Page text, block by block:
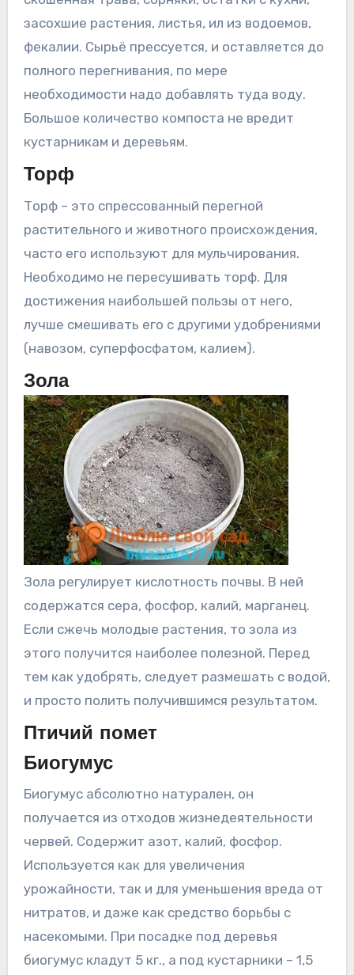
засохшие растения, листья, ил из водоемов,
фекалии. Сырьё прессуется, и оставляется до
полного перегнивания, по мере
необходимости надо добавлять туда воду.
Большое количество компоста не вредит
кустарникам и деревьям.
Торф
Торф – это спрессованный перегной
растительного и животного происхождения,
часто его используют для мульчирования.
Необходимо не пересушивать торф. Для
достижения наибольшей пользы от него,
лучше смешивать его с другими удобрениями
(навозом, суперфосфатом, калием).
Зола
Зола регулирует кислотность почвы. В ней
содержатся сера, фосфор, калий, марганец.
Если сжечь молодые растения, то зола из
этого получится наиболее полезной. Перед
тем как удобрять, следует размешать с водой,
и просто полить получившимся результатом.
Птичий помет
Биогумус
Биогумус абсолютно натурален, он
получается из отходов жизнедеятельности
червей. Содержит азот, калий, фосфор.
Используется как для увеличения
урожайности, так и для уменьшения вреда от
нитратов, и даже как средство борьбы с
насекомыми. При посадке под деревья
биогумус кладут 5 кг., а под кустарники – 1,5